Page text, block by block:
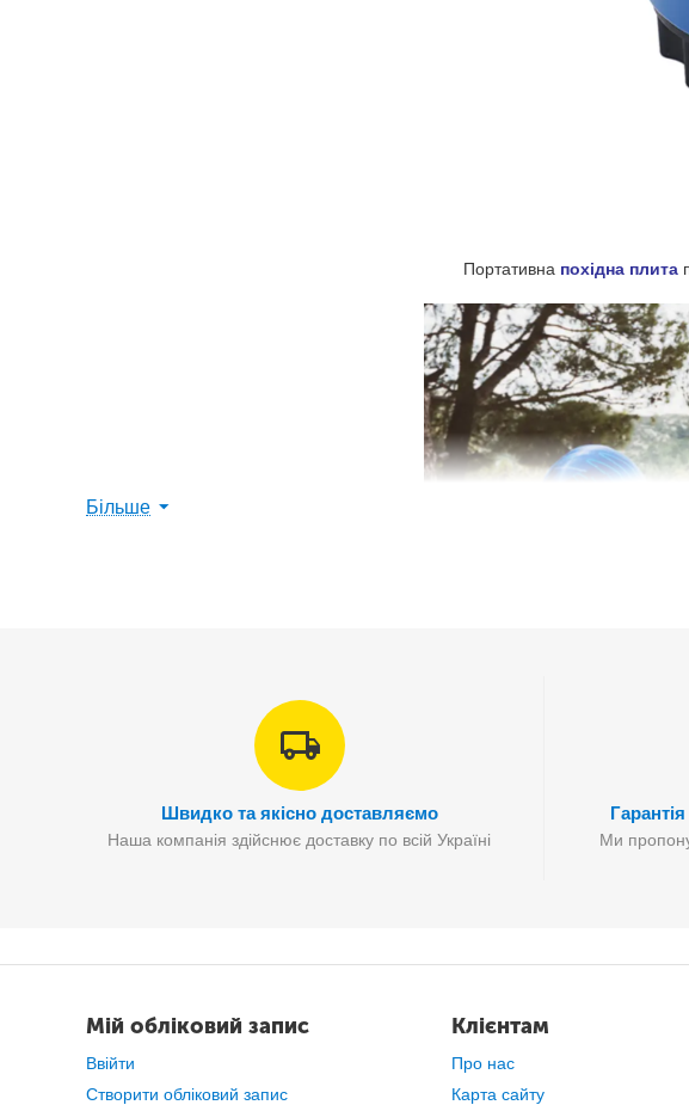
Портативна похідна плита
Вона використовує з
Більше
Швидко та якісно доставляємо
Наша компанія здійснює доставку по всій Україні Ми
Мій обліковий запис
Ввійти
Створити обліковий запис
Клієнтам
Про нас
Карта сайту